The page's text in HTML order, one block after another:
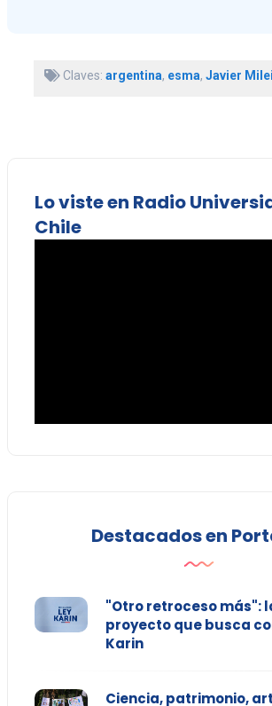
Claves: argentina, esma, Javier Milei
Lo viste en Radio
Chile
Destacados en
"Otro retroceso más":
proyecto que busca
Karin
Ciencia, patrimonio,